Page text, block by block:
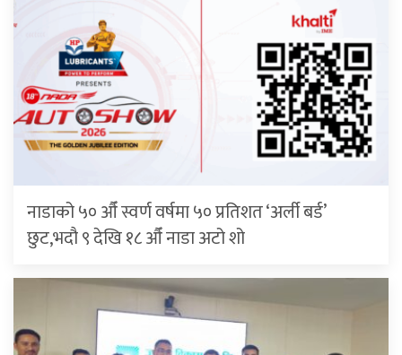
नाडाको ५० औँ स्वर्ण वर्षमा ५० प्रतिशत ‘अर्ली बर्ड’
छुट,भदौ ९ देखि १८ औँ नाडा अटो शो